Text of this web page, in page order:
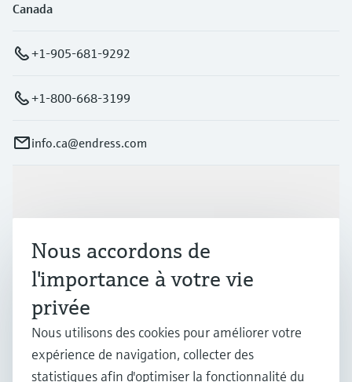
Canada
+1-905-681-9292
+1-800-668-3199
info.ca@endress.com
Industries
Support
Société
Nous accordons de
l'importance à votre vie
privée
Nous utilisons des cookies pour améliorer votre
expérience de navigation, collecter des
statistiques afin d'optimiser la fonctionnalité du